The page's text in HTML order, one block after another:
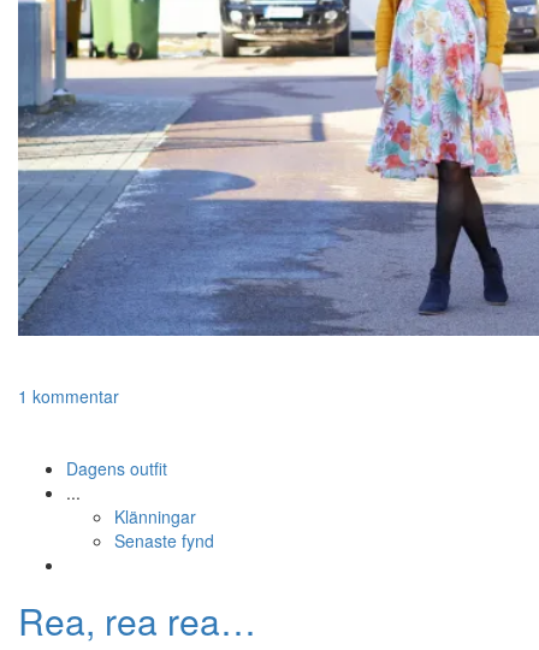
1 kommentar
Dagens outfit
...
Klänningar
Senaste fynd
Rea, rea rea…